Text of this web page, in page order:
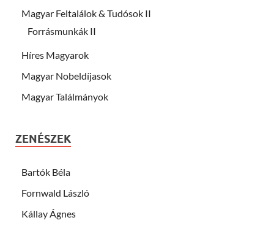
Magyar Feltalálok & Tudósok II
Forrásmunkák II
Híres Magyarok
Magyar Nobeldíjasok
Magyar Találmányok
ZENÉSZEK
Bartók Béla
Fornwald László
Kállay Ágnes